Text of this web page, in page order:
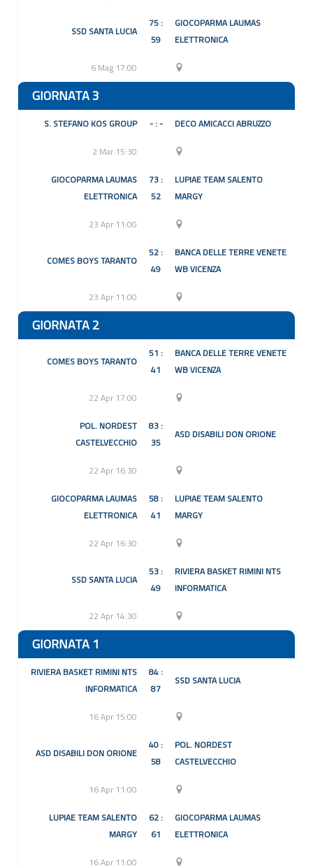
SSD SANTA LUCIA
75 :
59
GIOCOPARMA LAUMAS
ELETTRONICA
6 Mag 17:00
GIORNATA 3
S. STEFANO KOS GROUP - : - DECO AMICACCI ABRUZZO
2 Mar 15:30
GIOCOPARMA LAUMAS
ELETTRONICA
73 :
52
LUPIAE TEAM SALENTO
MARGY
23 Apr 11:00
COMES BOYS TARANTO
52 :
49
BANCA DELLE TERRE VENETE
WB VICENZA
23 Apr 11:00
GIORNATA 2
COMES BOYS TARANTO
51 :
41
BANCA DELLE TERRE VENETE
WB VICENZA
22 Apr 17:00
POL. NORDEST
CASTELVECCHIO
83 :
35
ASD DISABILI DON ORIONE
22 Apr 16:30
GIOCOPARMA LAUMAS
ELETTRONICA
58 :
41
LUPIAE TEAM SALENTO
MARGY
22 Apr 16:30
SSD SANTA LUCIA
53 :
49
RIVIERA BASKET RIMINI NTS
INFORMATICA
22 Apr 14:30
GIORNATA 1
RIVIERA BASKET RIMINI NTS
INFORMATICA
84 :
87
SSD SANTA LUCIA
16 Apr 15:00
ASD DISABILI DON ORIONE
40 :
58
POL. NORDEST
CASTELVECCHIO
16 Apr 11:00
LUPIAE TEAM SALENTO
MARGY
62 :
61
GIOCOPARMA LAUMAS
ELETTRONICA
16 Apr 11:00